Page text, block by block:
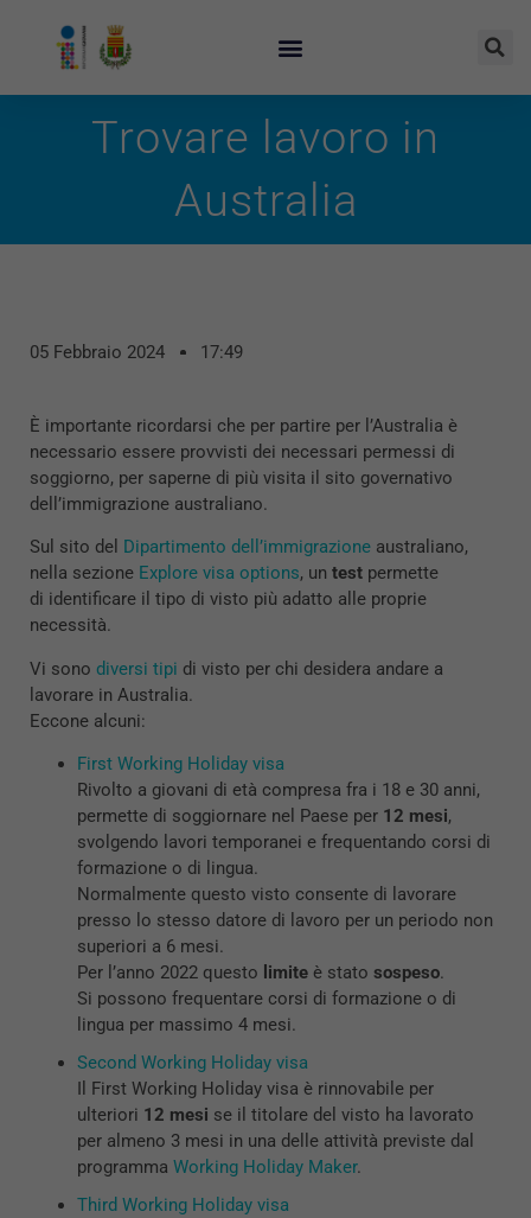
Trovare lavoro in
Australia
05 Febbraio 2024 17:49
È importante ricordarsi che per partire per l’Australia è
necessario essere provvisti dei necessari permessi di
soggiorno, per saperne di più visita il sito governativo
dell’immigrazione australiano.
Sul sito del Dipartimento dell’immigrazione australiano,
nella sezione Explore visa options, un test permette
di identificare il tipo di visto più adatto alle proprie
necessità.
Vi sono diversi tipi di visto per chi desidera andare a
lavorare in Australia.
Eccone alcuni:
First Working Holiday visa
Rivolto a giovani di età compresa fra i 18 e 30 anni,
permette di soggiornare nel Paese per 12 mesi,
svolgendo lavori temporanei e frequentando corsi di
formazione o di lingua.
Normalmente questo visto consente di lavorare
presso lo stesso datore di lavoro per un periodo non
superiori a 6 mesi.
Per l’anno 2022 questo limite è stato sospeso.
Si possono frequentare corsi di formazione o di
lingua per massimo 4 mesi.
Second Working Holiday visa
Il First Working Holiday visa è rinnovabile per
ulteriori 12 mesi se il titolare del visto ha lavorato
per almeno 3 mesi in una delle attività previste dal
programma Working Holiday Maker.
Third Working Holiday visa